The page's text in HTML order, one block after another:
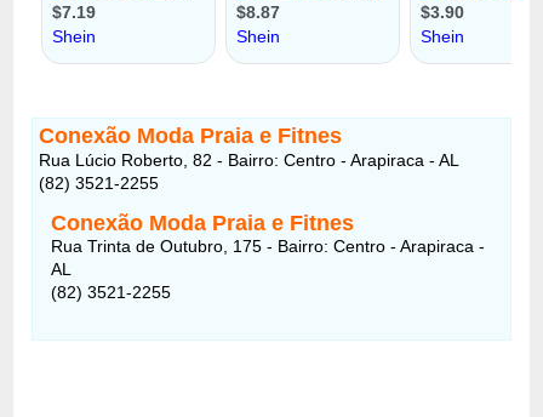
Conexão Moda Praia e Fitnes
Rua Lúcio Roberto, 82 - Bairro: Centro - Arapiraca - AL
(82) 3521-2255
Conexão Moda Praia e Fitnes
Rua Trinta de Outubro, 175 - Bairro: Centro - Arapiraca -
AL
(82) 3521-2255